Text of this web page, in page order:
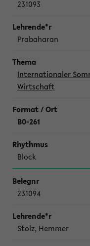
231093
Prabaharan
Internationaler
Wirtschaft
B0-261
Block
231094
Stolz, Hemmer